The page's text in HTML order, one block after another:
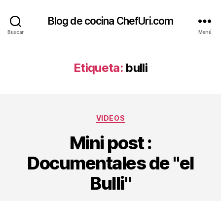
Buscar
Blog de cocina ChefUri.com
Menú
Etiqueta: bulli
Categorías
VIDEOS
Mini post :
Documentales de "el
Bulli"